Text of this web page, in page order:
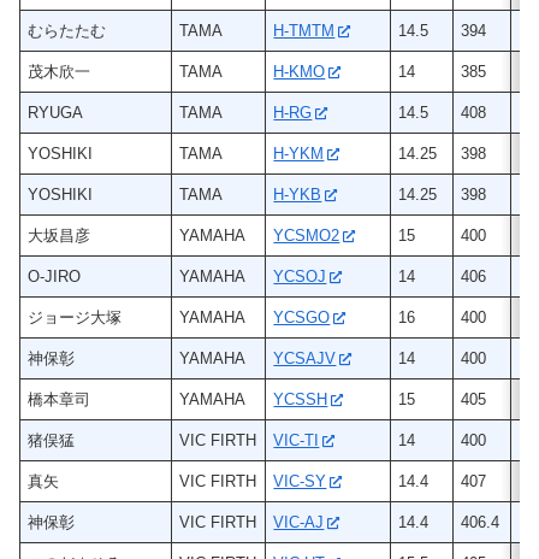
むらたたむ TAMA H-TMTM 14.5 394
茂木欣一 TAMA H-KMO 14 385
RYUGA TAMA H-RG 14.5 408
YOSHIKI TAMA H-YKM 14.25 398
YOSHIKI TAMA H-YKB 14.25 398
大坂昌彦 YAMAHA YCSMO2 15 400
O-JIRO YAMAHA YCSOJ 14 406
ジョージ大塚 YAMAHA YCSGO 16 400
神保彰 YAMAHA YCSAJV 14 400
橋本章司 YAMAHA YCSSH 15 405
猪俣猛 VIC FIRTH VIC-TI 14 400
真矢 VIC FIRTH VIC-SY 14.4 407
神保彰 VIC FIRTH VIC-AJ 14.4 406.4